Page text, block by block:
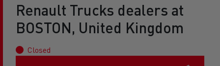
Renault Trucks dealers at
BOSTON, United Kingdom
Closed